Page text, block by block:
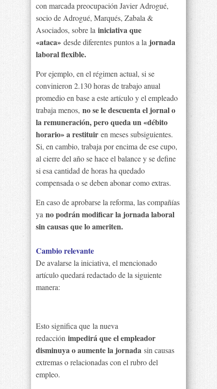
con marcada preocupación Javier Adrogué,
socio de Adrogué, Marqués, Zabala &
Asociados, sobre la iniciativa que
«ataca» desde diferentes puntos a la jornada
laboral flexible.
Por ejemplo, en el régimen actual, si se
convinieron 2.130 horas de trabajo anual
promedio en base a este artículo y el empleado
trabaja menos, no se le descuenta el jornal o
la remuneración, pero queda un «débito
horario» a restituir en meses subsiguientes.
Si, en cambio, trabaja por encima de ese cupo,
al cierre del año se hace el balance y se define
si esa cantidad de horas ha quedado
compensada o se deben abonar como extras.
En caso de aprobarse la reforma, las compañías
ya no podrán modificar la jornada laboral
sin causas que lo ameriten.
Cambio relevante
De avalarse la iniciativa, el mencionado
artículo quedará redactado de la siguiente
manera:
Esto significa que la nueva
redacción impedirá que el empleador
disminuya o aumente la jornada sin causas
extremas o relacionadas con el rubro del
empleo.